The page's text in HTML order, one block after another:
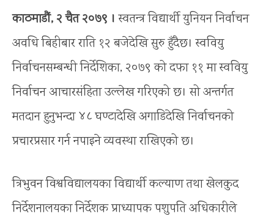
काठमाडौं, २ चैत २०७९ । स्वतन्त्र विद्यार्थी युनियन निर्वाचन
अवधि बिहीबार राति १२ बजेदेखि सुरु हुँदैछ। स्ववियु
निर्वाचनसम्बन्धी निर्देशिका, २०७९ को दफा ११ मा स्ववियु
निर्वाचन आचारसंहिता उल्लेख गरिएको छ। सो अन्तर्गत
मतदान हुनुभन्दा ४८ घण्टादेखि अगाडिदेखि निर्वाचनको
प्रचारप्रसार गर्न नपाइने व्यवस्था राखिएको छ।
त्रिभुवन विश्वविद्यालयका विद्यार्थी कल्याण तथा खेलकुद
निर्देशनालयका निर्देशक प्राध्यापक पशुपति अधिकारीले